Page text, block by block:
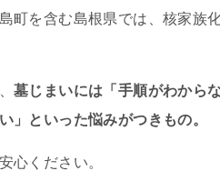
町を含む島根県では、核家族
墓じまいには「手順がわから
」といった悩みがつきもの。
心ください。